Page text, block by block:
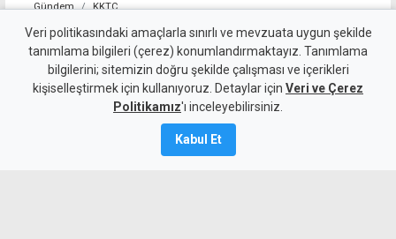
Gündem KKTC
Girne-Değirmenlik Dağ
Yolu'nun bir bölümü trafiğe
kapatılacak
Veri politikasındaki amaçlarla sınırlı ve mevzuata uygun şekilde
tanımlama bilgileri (çerez) konumlandırmaktayız. Tanımlama
bilgilerini; sitemizin doğru şekilde çalışması ve içerikleri
kişiselleştirmek için kullanıyoruz. Detaylar için Veri ve Çerez
Politikamız'ı inceleyebilirsiniz.
Kabul Et